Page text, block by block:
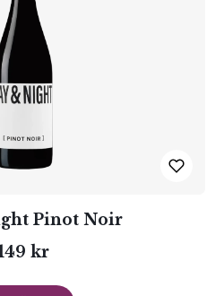
Pinot Noir
kr